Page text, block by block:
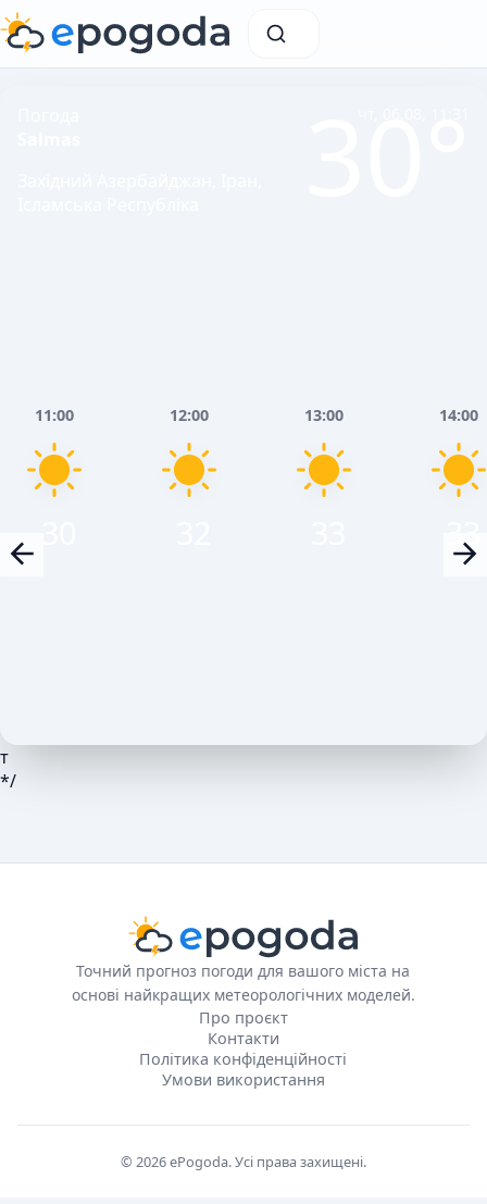
11:00 12:00 13:00 14:00
33
т
*/
Точний прогноз погоди для вашого міста на
основі найкращих метеорологічних моделей.
Про проєкт
Контакти
Політика конфіденційності
Умови використання
© 2026 ePogoda. Усі права захищені.